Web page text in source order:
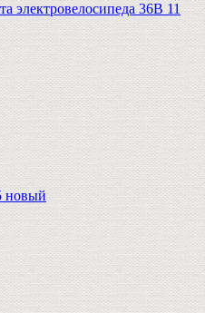
электровелосипеда 36В 11
новый